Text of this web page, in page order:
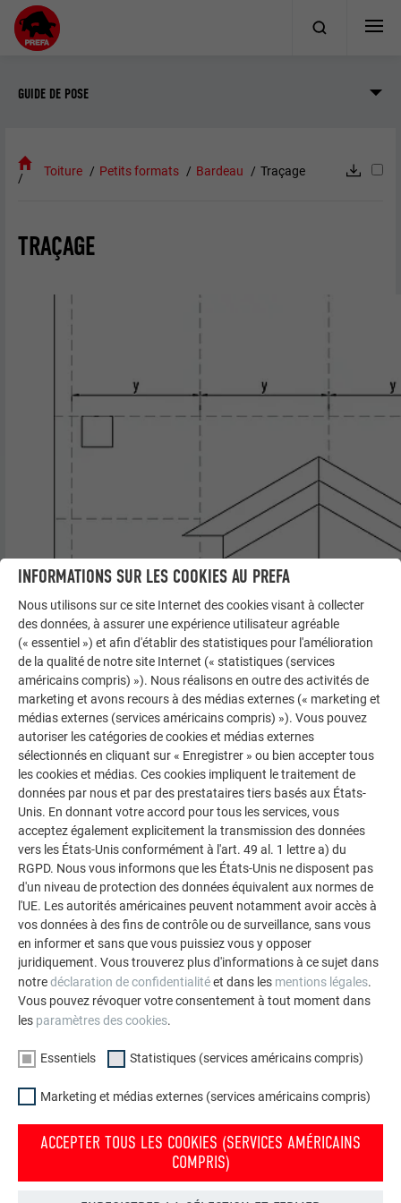
GUIDE DE POSE
Toiture Petits formats Bardeau Traçage
TRAÇAGE
Cotes de traçage horizontales
INFORMATIONS SUR LES COOKIES AU PREFA
Nous utilisons sur ce site Internet des cookies visant à collecter
des données, à assurer une expérience utilisateur agréable
(« essentiel ») et afin d'établir des statistiques pour l'amélioration
de la qualité de notre site Internet (« statistiques (services
américains compris) »). Nous réalisons en outre des activités de
marketing et avons recours à des médias externes (« marketing et
médias externes (services américains compris) »). Vous pouvez
autoriser les catégories de cookies et médias externes
sélectionnés en cliquant sur « Enregistrer » ou bien accepter tous
les cookies et médias. Ces cookies impliquent le traitement de
données par nous et par des prestataires tiers basés aux États-
Unis. En donnant votre accord pour tous les services, vous
acceptez également explicitement la transmission des données
vers les États-Unis conformément à l'art. 49 al. 1 lettre a) du
RGPD. Nous vous informons que les États-Unis ne disposent pas
d'un niveau de protection des données équivalent aux normes de
l'UE. Les autorités américaines peuvent notamment avoir accès à
vos données à des fins de contrôle ou de surveillance, sans vous
en informer et sans que vous puissiez vous y opposer
juridiquement. Vous trouverez plus d'informations à ce sujet dans
notredéclaration de confidentialitéet dans les mentions légales.
Vous pouvez révoquer votre consentement à tout moment dans
les paramètres des cookies.
Essentiels Statistiques (services américains compris)
Marketing et médias externes (services américains compris)
ACCEPTER TOUS LES COOKIES (SERVICES AMÉRICAINS
COMPRIS)